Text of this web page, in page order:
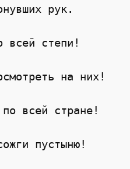
рук.
всей степи!
на них!
всей стране!
пустыню!